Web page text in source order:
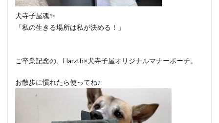
犬寺子屋魂✨
「私の生きる場所は私が決める！」
ご卒業記念の、Harzth×犬寺子屋オリジナルマナーポーチ。
お散歩に慣れたら使ってね♪